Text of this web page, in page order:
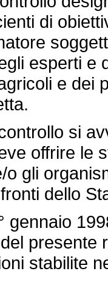
di
esperti e
e dei
si
offrire le
o gli
dello
presente
stabilite